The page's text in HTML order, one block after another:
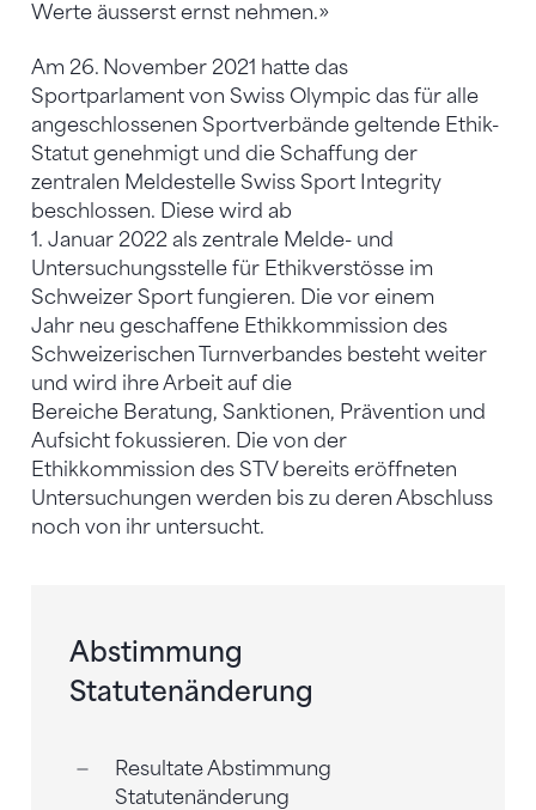
Werte äusserst ernst nehmen.»
Am 26. November 2021 hatte das
Sportparlament von Swiss Olympic das für alle
angeschlossenen Sportverbände geltende Ethik-
Statut genehmigt und die Schaffung der
zentralen Meldestelle Swiss Sport Integrity
beschlossen. Diese wird ab
1. Januar 2022 als zentrale Melde- und
Untersuchungsstelle für Ethikverstösse im
Schweizer Sport fungieren. Die vor einem
Jahr neu geschaffene Ethikkommission des
Schweizerischen Turnverbandes besteht weiter
und wird ihre Arbeit auf die
Bereiche Beratung, Sanktionen, Prävention und
Aufsicht fokussieren. Die von der
Ethikkommission des STV bereits eröffneten
Untersuchungen werden bis zu deren Abschluss
noch von ihr untersucht.
Abstimmung
Statutenänderung
Resultate Abstimmung
Statutenänderung